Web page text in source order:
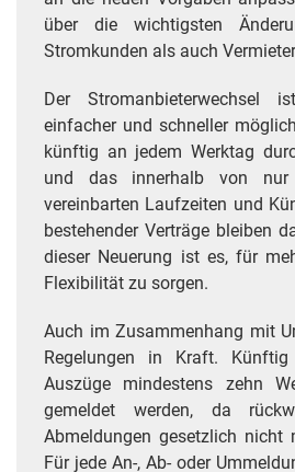
über die wichtigsten
Stromkunden als auch
Der Stromanbieterwechsel
einfacher und schneller
künftig an jedem Werktag
und das innerhalb von
vereinbarten Laufzeiten und
bestehender Verträge bleiben
dieser Neuerung ist es, für
Flexibilität zu sorgen.
Auch im Zusammenhang mit
Regelungen in Kraft.
Auszüge mindestens zehn
gemeldet werden, da
Abmeldungen gesetzlich nicht
Für jede An-, Ab- oder